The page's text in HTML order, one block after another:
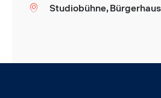
Location
Studiobühne,